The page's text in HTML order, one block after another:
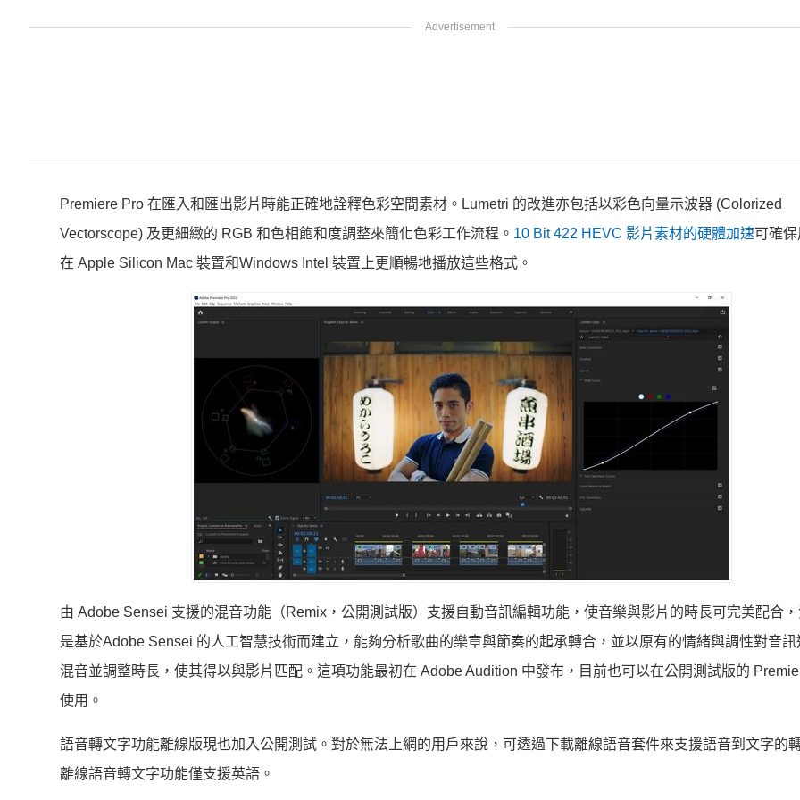
Premiere Pro 在匯入和匯出影片時能正確地詮釋色彩空間素材。Lumetri 的改進亦包括以彩色向量示波器 (Colorized
Vectorscope) 及更細緻的 RGB 和色相飽和度調整來簡化色彩工作流程。 10 Bit 422 HEVC 影片素材的硬體加速可確
在 Apple Silicon Mac 裝置和Windows Intel 裝置上更順暢地播放這些格式。
由 Adobe Sensei 支援的混音功能（Remix，公開測試版）支援自動音訊編輯功能，使音樂與影片的時長可完美配合
是基於Adobe Sensei 的人工智慧技術而建立，能夠分析歌曲的樂章與節奏的起承轉合，並以原有的情緒與調性對音
混音並調整時長，使其得以與影片匹配。這項功能最初在 Adobe Audition 中發布，目前也可以在公開測試版的
使用。
語音轉文字功能離線版現也加入公開測試。對於無法上網的用戶來說，可透過下載離線語音套件來支援語音到文字的
離線語音轉文字功能僅支援英語。